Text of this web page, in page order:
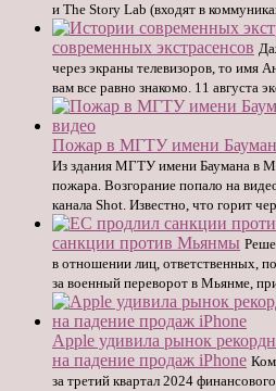
и The Story Lab (входят в
современных экстрасенсов
через экраны телевизоров, то имя
вам все равно знакомо. 11 августа
Пожар в МГТУ имени
Из здания МГТУ имени Баумана в
пожара. Возгорание попало на
канала Shot. Известно, что горит
санкции против Мьянмы
в отношении лиц, ответственных,
за военный переворот в Мьянме,
Apple удивила рынок
на падение продаж iPhone
за третий квартал 2024